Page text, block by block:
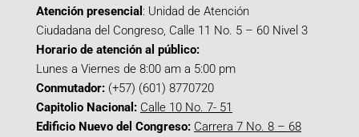
Atención presencial : Unidad de Atención
Ciudadana del Congreso, Calle 11 No. 5 – 60 Nivel 3
Horario de atención al público:
Lunes a Viernes de 8:00 am a 5:00 pm
Conmutador: (+57) (601) 8770720
Capitolio Nacional: Calle 10 No. 7- 51
Edificio Nuevo del Congreso: Carrera 7 No. 8 – 68